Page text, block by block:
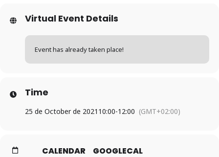
Virtual Event Details
Event has already taken place!
Time
25 de October de 2021 10:00-12:00 (GMT+02:00)
CALENDAR GOOGLECAL